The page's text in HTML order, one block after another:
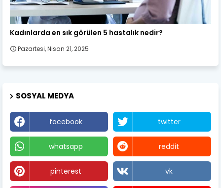
Kadın Sağlığı
Kadınlarda en sık görülen 5 hastalık nedir?
Pazartesi, Nisan 21, 2025
SOSYAL MEDYA
facebook twitter
whatsapp reddit
pinterest vk